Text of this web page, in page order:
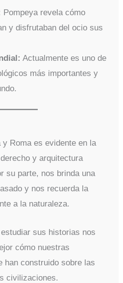
Pompeya revela cómo
y disfrutaban del ocio sus
Actualmente es uno de
más importantes y
Roma es evidente en la
y arquitectura
su parte, nos brinda una
y nos recuerda la
a la naturaleza.
sus historias nos
cómo nuestras
han construido sobre las
civilizaciones.